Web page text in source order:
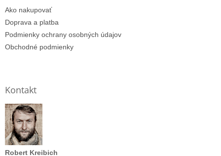
Ako nakupovať
Doprava a platba
Podmienky ochrany osobných údajov
Obchodné podmienky
Kontakt
Robert Kreibich